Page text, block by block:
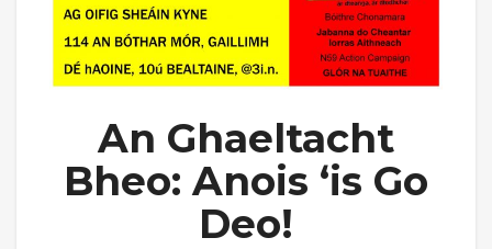
An Ghaeltacht
Bheo: Anois ‘is Go
Deo!